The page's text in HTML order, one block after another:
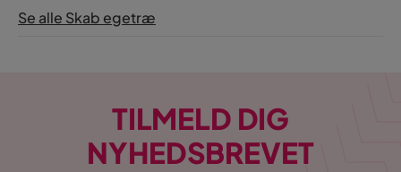
Se alle Skab egetræ
TILMELD DIG
NYHEDSBREVET